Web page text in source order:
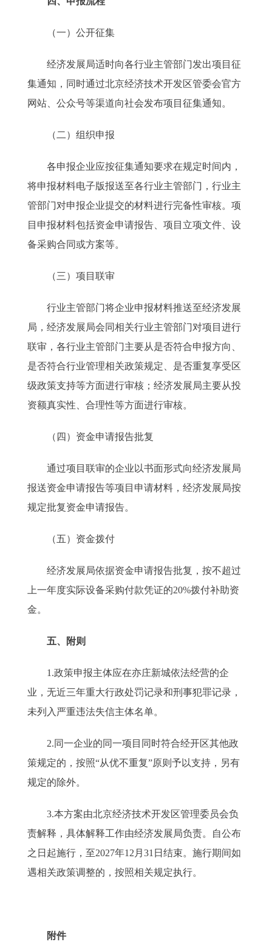
（一）公开征集
经济发展局适时向各行业主管部门发出项目征
集通知，同时通过北京经济技术开发区管委会官方
网站、公众号等渠道向社会发布项目征集通知。
（二）组织申报
各申报企业应按征集通知要求在规定时间内，
将申报材料电子版报送至各行业主管部门，行业主
管部门对申报企业提交的材料进行完备性审核。项
目申报材料包括资金申请报告、项目立项文件、设
备采购合同或方案等。
（三）项目联审
行业主管部门将企业申报材料推送至经济发展
局，经济发展局会同相关行业主管部门对项目进行
联审，各行业主管部门主要从是否符合申报方向、
是否符合行业管理相关政策规定、是否重复享受区
级政策支持等方面进行审核；经济发展局主要从投
资额真实性、合理性等方面进行审核。
（四）资金申请报告批复
通过项目联审的企业以书面形式向经济发展局
报送资金申请报告等项目申请材料，经济发展局按
规定批复资金申请报告。
（五）资金拨付
经济发展局依据资金申请报告批复，按不超过
上一年度实际设备采购付款凭证的20%拨付补助资
金。
五、附则
1.政策申报主体应在亦庄新城依法经营的企
业，无近三年重大行政处罚记录和刑事犯罪记录，
未列入严重违法失信主体名单。
2.同一企业的同一项目同时符合经开区其他政
策规定的，按照“从优不重复”原则予以支持，另有
规定的除外。
3.本方案由北京经济技术开发区管理委员会负
责解释，具体解释工作由经济发展局负责。自公布
之日起施行，至2027年12月31日结束。施行期间如
遇相关政策调整的，按照相关规定执行。
附件